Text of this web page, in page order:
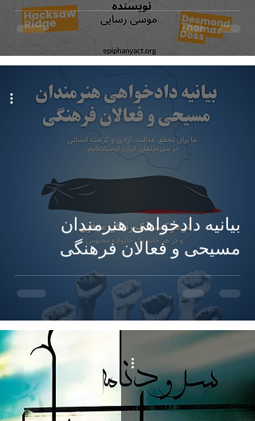
بیانیه دادخواهی هنرمندان
مسیحی و فعالان فرهنگی